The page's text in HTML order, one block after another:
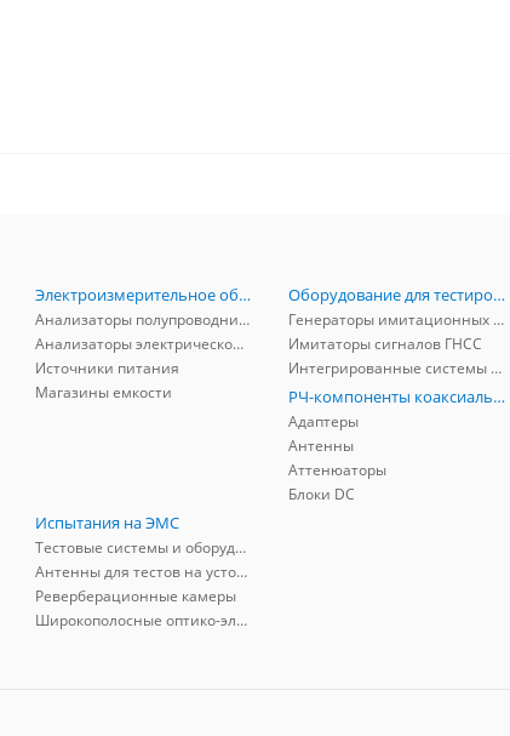
Электроизмерительное оборудование
Анализаторы полупроводников
Анализаторы электрической мощности
Источники питания
Магазины емкости
Оборудование для тестирования и симуляции ГНСС
Генераторы имитационных и заградительных помех
Имитаторы сигналов ГНСС
Интегрированные системы защиты от ГНСС-помех
РЧ-компоненты коаксиальные
Адаптеры
Антенны
Аттенюаторы
Блоки DC
Испытания на ЭМС
Тестовые системы и оборудование
Антенны для тестов на устойчивость к ЭМП
Реверберационные камеры
Широкополосные оптико-электрические линии